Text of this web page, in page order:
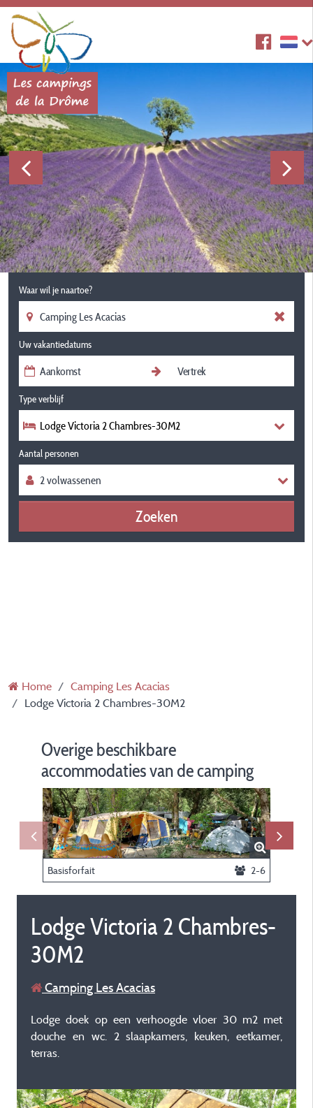
Waar wil je naartoe?
Uw vakantiedatums
Type verblijf
Lodge Victoria 2 Chambres-30M2
Aantal personen
Zoeken
Home
Camping Les Acacias
Lodge Victoria 2 Chambres-30M2
Overige beschikbare
accommodaties van de camping
Basisforfait 2-6
Lodge Victoria 2 Chambres-
30M2
Camping Les Acacias
Lodge doek op een verhoogde vloer 30 m2 met
douche en wc. 2 slaapkamers, keuken, eetkamer,
terras.